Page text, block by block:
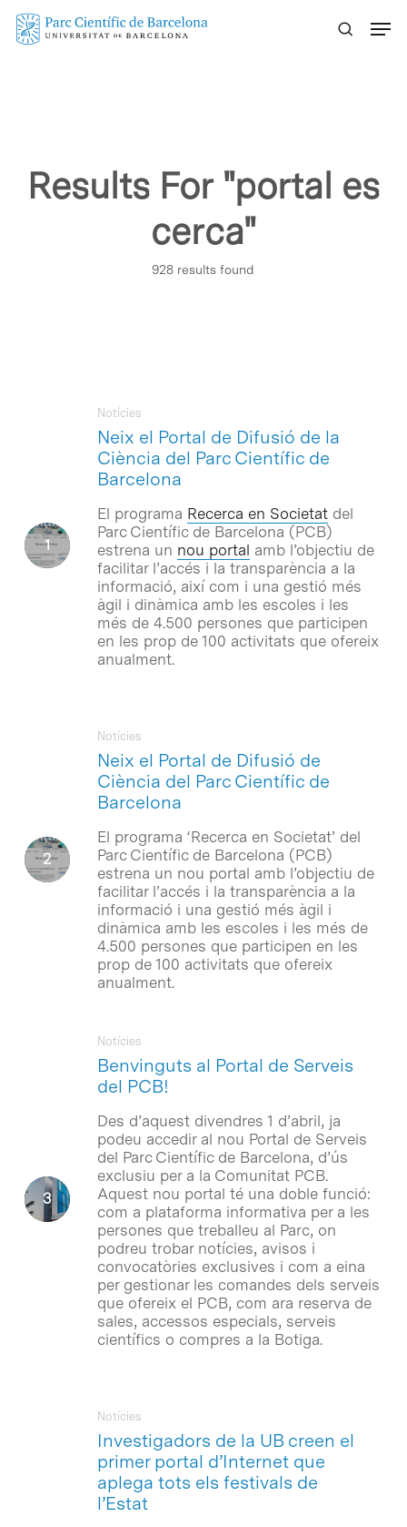
Skip
Results For "portal es
cerca"
928 results found
Neix el Portal de Difusió de la
Ciència del Parc Científic de
Barcelona
Notícies
El programa Recerca en Societatdel
Parc Científic de Barcelona (PCB)
estrena un nou portal amb l’objectiu de
facilitar l’accés i la transparència a la
informació, així com i una gestió més
àgil i dinàmica amb les escoles i les
més de 4.500 persones que participen
en les prop de 100 activitats que ofereix
anualment.
Neix el Portal de Difusió de
Ciència del Parc Científic de
Barcelona
Notícies
El programa ‘Recerca en Societat’ del
Parc Científic de Barcelona (PCB)
estrena un nou portal amb l’objectiu de
facilitar l’accés i la transparència a la
informació i una gestió més àgil i
dinàmica amb les escoles i les més de
4.500 persones que participen en les
prop de 100 activitats que ofereix
anualment.
Benvinguts al Portal de Serveis
del PCB!
Notícies
Des d’aquest divendres 1 d’abril, ja
podeu accedir al nou Portal de Serveis
del Parc Científic de Barcelona, d’ús
exclusiu per a la Comunitat PCB.
Aquest nou portal té una doble funció:
com a plataforma informativa per a les
persones que treballeu al Parc, on
podreu trobar notícies, avisos i
convocatòries exclusives i com a eina
per gestionar les comandes dels serveis
que ofereix el PCB, com ara reserva de
sales, accessos especials, serveis
científics o compres a la Botiga.
Investigadors de la UB creen el
primer portal d’Internet que
aplega tots els festivals de
l’Estat
Notícies